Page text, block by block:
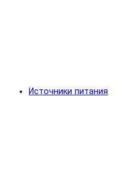
Источники питания